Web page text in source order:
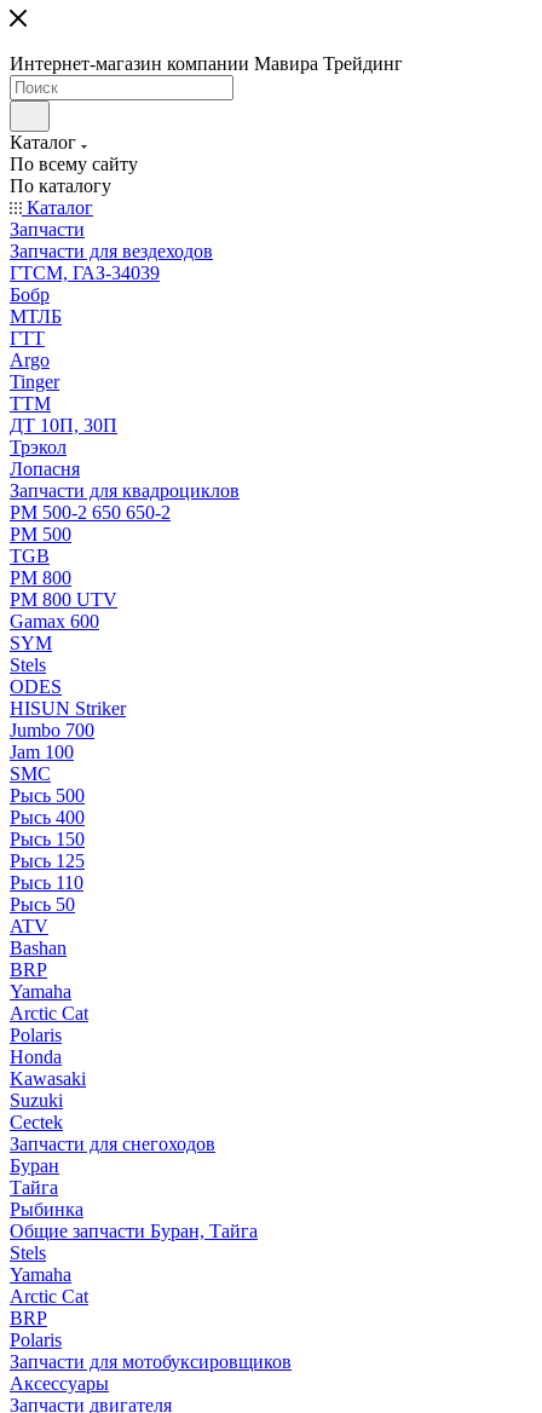
Интернет-магазин компании Мавира Трейдинг
Каталог
По всему сайту
По каталогу
Каталог
Запчасти
Запчасти для вездеходов
ГТСМ, ГАЗ-34039
Бобр
МТЛБ
ГТТ
Argo
Tinger
ТТМ
ДТ 10П, 30П
Трэкол
Лопасня
Запчасти для квадроциклов
РМ 500-2 650 650-2
РМ 500
TGB
РМ 800
РМ 800 UTV
Gamax 600
SYM
Stels
ОDЕS
HISUN Striker
Jumbo 700
Jam 100
SMC
Рысь 500
Рысь 400
Рысь 150
Рысь 125
Рысь 110
Рысь 50
ATV
Bashan
BRP
Yamaha
Arctic Cat
Polaris
Honda
Kawasaki
Suzuki
Cectek
Запчасти для снегоходов
Буран
Тайга
Рыбинка
Общие запчасти Буран, Тайга
Stels
Yamaha
Arctic Cat
BRP
Polaris
Запчасти для мотобуксировщиков
Аксессуары
Запчасти двигателя